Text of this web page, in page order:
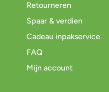
Retourneren
Spaar & verdien
Cadeau inpakservice
FAQ
Mijn account